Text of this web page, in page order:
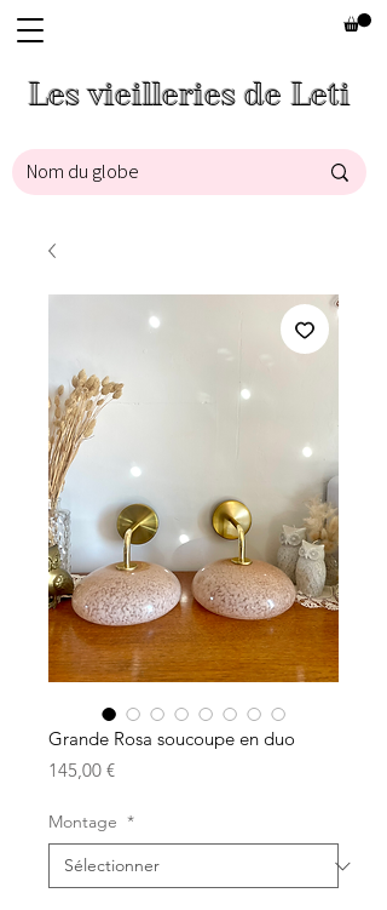
Les vieilleries de Leti
Grande Rosa soucoupe en duo
145,00 €Prix
Montage *